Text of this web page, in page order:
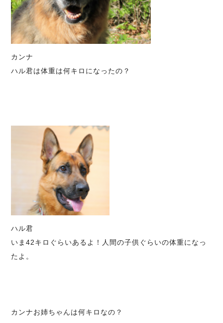
カンナ
ハル君は体重は何キロになったの？
ハル君
いま42キロぐらいあるよ！人間の子供ぐらいの体重になっ
たよ。
カンナお姉ちゃんは何キロなの？